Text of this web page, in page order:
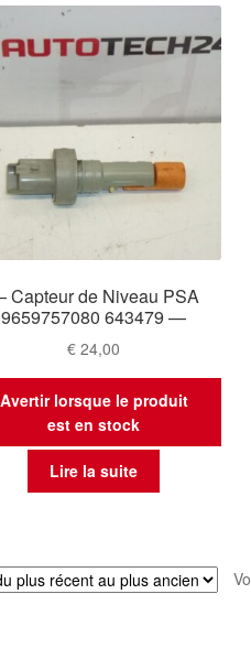
de Niveau PSA
9659757080 643479 —
€ 24,00
Avertir lorsque le produit
est en stock
Lire la suite